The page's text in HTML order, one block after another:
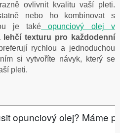
ovlivnit kvalitu vaší pleti.
nebo ho kombinovat s
je také
opunciový olej v
lehčí texturu pro každodenní
rychlou a jednoduchou
si vytvoříte návyk, který se
pleti.